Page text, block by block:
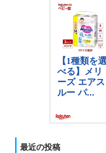
最近の投稿